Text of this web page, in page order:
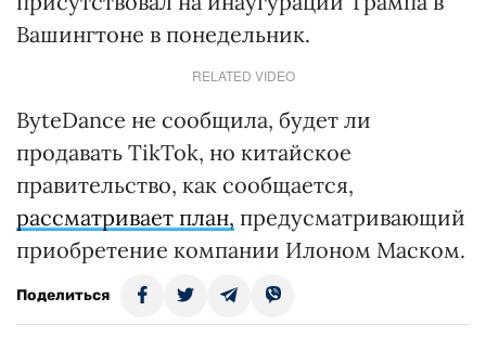
Вашингтоне в понедельник.
RELATED VIDEO
ByteDance не сообщила, будет ли
продавать TikTok, но китайское
правительство, как сообщается,
рассматривает план, предусматривающий
приобретение компании Илоном Маском.
Поделиться